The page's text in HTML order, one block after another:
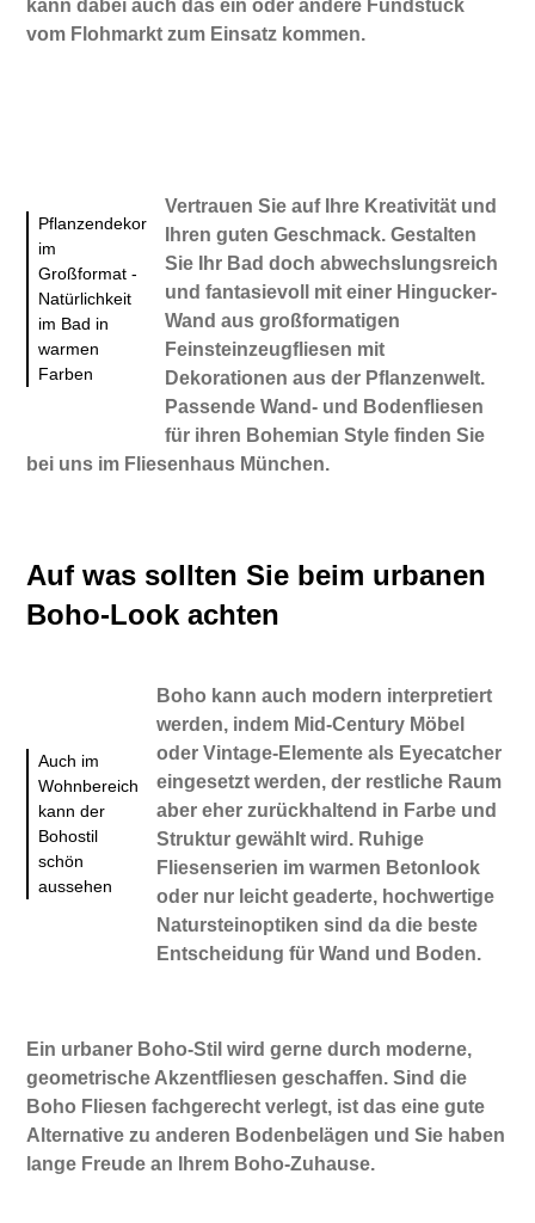
kann dabei auch das ein oder andere Fundstück
vom Flohmarkt zum Einsatz kommen.
Pflanzendekor
im
Großformat -
Natürlichkeit
im Bad in
warmen
Farben
Vertrauen Sie auf Ihre Kreativität und
Ihren guten Geschmack. Gestalten
Sie Ihr Bad doch abwechslungsreich
und fantasievoll mit einer Hingucker-
Wand aus großformatigen
Feinsteinzeugfliesen mit
Dekorationen aus der Pflanzenwelt.
Passende Wand- und Bodenfliesen
für ihren Bohemian Style finden Sie
bei uns im Fliesenhaus München.
Auf was sollten Sie beim urbanen
Boho-Look achten
Auch im
Wohnbereich
kann der
Bohostil
schön
aussehen
Boho kann auch modern interpretiert
werden, indem Mid-Century Möbel
oder Vintage-Elemente als Eyecatcher
eingesetzt werden, der restliche Raum
aber eher zurückhaltend in Farbe und
Struktur gewählt wird. Ruhige
Fliesenserien im warmen Betonlook
oder nur leicht geaderte, hochwertige
Natursteinoptiken sind da die beste
Entscheidung für Wand und Boden.
Ein urbaner Boho-Stil wird gerne durch moderne,
geometrische Akzentfliesen geschaffen. Sind die
Boho Fliesen fachgerecht verlegt, ist das eine gute
Alternative zu anderen Bodenbelägen und Sie haben
lange Freude an Ihrem Boho-Zuhause.